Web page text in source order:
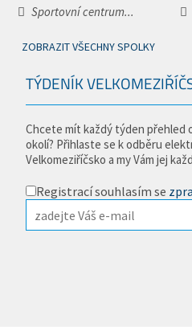
Sportovní centrum...
ZOBRAZIT VŠECHNY SPOLKY
TÝDENÍK
Chcete mít každý týden přehled
okolí? Přihlaste se k odběru
Velkomeziříčsko a my Vám jej
Registrací souhlasím se